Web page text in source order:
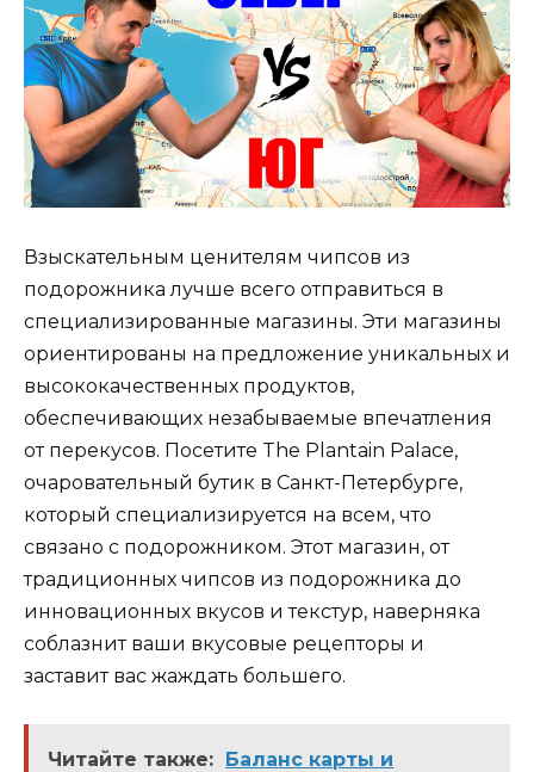
Взыскательным ценителям чипсов из
подорожника лучше всего отправиться в
специализированные магазины. Эти магазины
ориентированы на предложение уникальных и
высококачественных продуктов,
обеспечивающих незабываемые впечатления
от перекусов. Посетите The Plantain Palace,
очаровательный бутик в Санкт-Петербурге,
который специализируется на всем, что
связано с подорожником. Этот магазин, от
традиционных чипсов из подорожника до
инновационных вкусов и текстур, наверняка
соблазнит ваши вкусовые рецепторы и
заставит вас жаждать большего.
Читайте также: Баланс карты и